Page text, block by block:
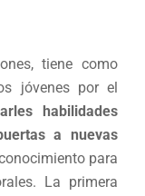
tiene como
jóvenes por el
habilidades
a nuevas
para
La primera